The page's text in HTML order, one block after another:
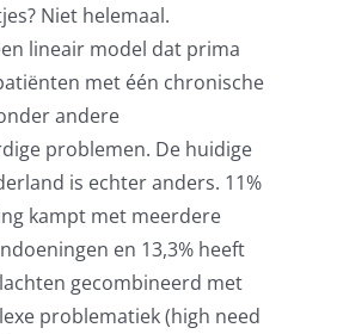
Niet helemaal.
lineair model dat prima
met één chronische
andere
problemen. De huidige
is echter anders. 11%
kampt met meerdere
en 13,3% heeft
gecombineerd met
problematiek (high need